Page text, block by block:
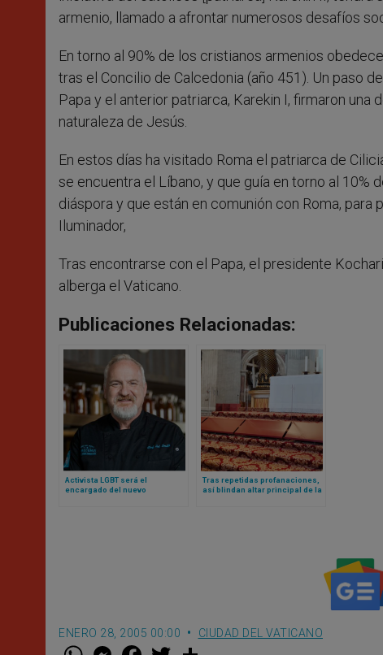
armenio, llamado a afrontar numerosos desafíos
En torno al 90% de los cristianos armenios
tras el Concilio de Calcedonia (año 451). Un paso
Papa y el anterior patriarca, Karekin I, firmaron
naturaleza de Jesús.
En estos días ha visitado Roma el patriarca de
se encuentra el Líbano, y que guía en torno al 10%
diáspora y que están en comunión con Roma,
Iluminador,
Tras encontrarse con el Papa, el presidente
alberga el Vaticano.
Publicaciones Relacionadas:
Activista LGBT será el
encargado del nuevo
Tras repetidas profanaciones,
así blindan altar principal de la
ENERO 28, 2005 00:00 CIUDAD DEL VATICANO
W M F